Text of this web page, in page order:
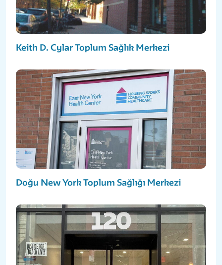
Keith D. Cylar Toplum Sağlık Merkezi
Doğu New York Toplum Sağlığı Merkezi